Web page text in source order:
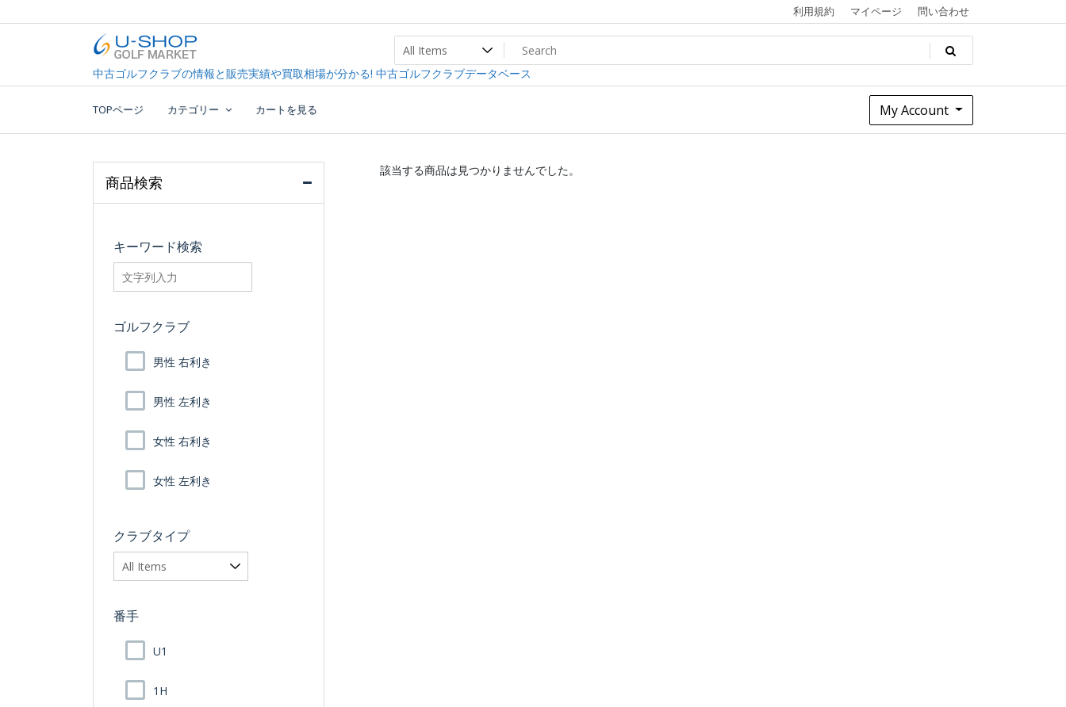
to
利用規約 マイページ 問い合わせ
U-SHOP Golf Market dev
中古ゴルフクラブ最大級！U-SHOPゴルフマーケット
中古ゴルフクラブの情報と販売実績や買取相場が分かる! 中古ゴルフクラブデータベース
TOPページ カテゴリー カートを見る My Account
該当する商品は見つかりませんでした。
商品検索
キーワード検索
searchfilter_pro
ゴルフクラブ
男性 右利き
男性 左利き
女性 右利き
女性 左利き
クラブタイプ
番手
U1
1H